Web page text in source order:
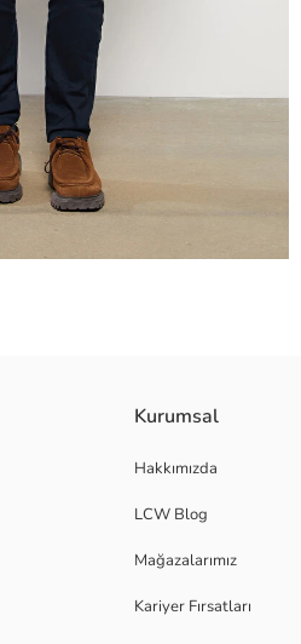
Kurumsal
Hakkımızda
LCW Blog
Mağazalarımız
Kariyer Fırsatları